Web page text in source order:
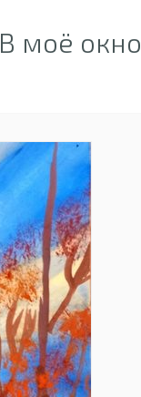
моё окно